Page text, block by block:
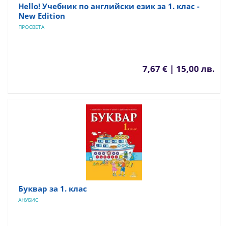
Hello! Учебник по английски език за 1. клас -
New Edition
ПРОСВЕТА
7,67 € | 15,00 лв.
Буквар за 1. клас
АНУБИС